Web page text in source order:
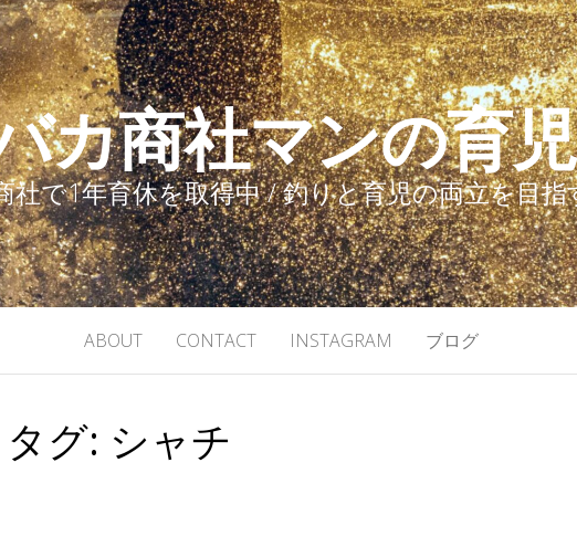
カ商社マンの育
社で1年育休を取得中 / 釣りと育児の両立を目
ABOUT CONTACT INSTAGRAM ブログ
タグ: シャチ